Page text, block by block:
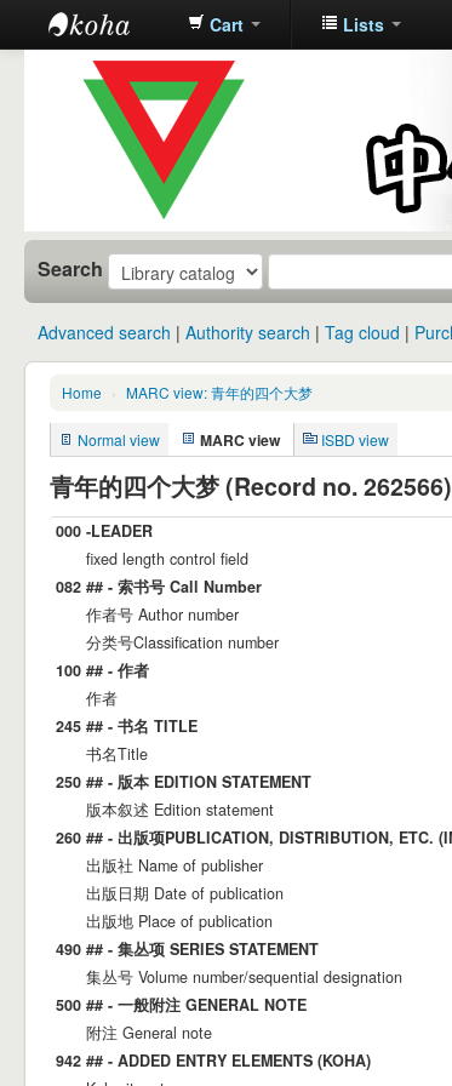
中化中学图
书馆馆藏目
Cart Lists
Search
Advanced search Authority search Tag cloud
Home › MARC view: 青年的四个大梦
Normal view MARC view ISBD view
青年的四个大梦 (Record no. 262566)
000 -LEADER
fixed length control field
082 ## - 索书号 Call Number
作者号 Author number
分类号Classification number
100 ## - 作者
作者
245 ## - 书名 TITLE
书名Title
250 ## - 版本 EDITION STATEMENT
版本叙述 Edition statement
260 ## - 出版项PUBLICATION, DISTRIBUTION, ETC.
出版社 Name of publisher
出版日期 Date of publication
出版地 Place of publication
490 ## - 集丛项 SERIES STATEMENT
集丛号 Volume number/sequential designation
500 ## - 一般附注 GENERAL NOTE
附注 General note
942 ## - ADDED ENTRY ELEMENTS (KOHA)